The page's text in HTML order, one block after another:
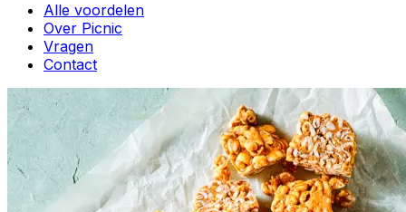
Alle voordelen
Over Picnic
Vragen
Contact